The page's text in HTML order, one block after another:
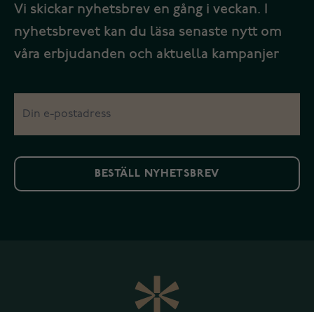
Vi skickar nyhetsbrev en gång i veckan. I
nyhetsbrevet kan du läsa senaste nytt om
våra erbjudanden och aktuella kampanjer
BESTÄLL NYHETSBREV